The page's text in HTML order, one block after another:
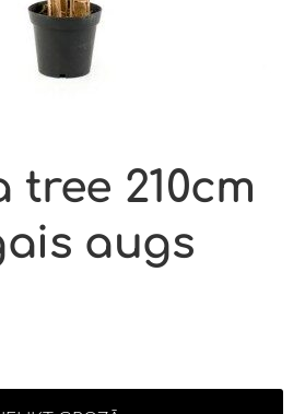
tree 210cm
augs